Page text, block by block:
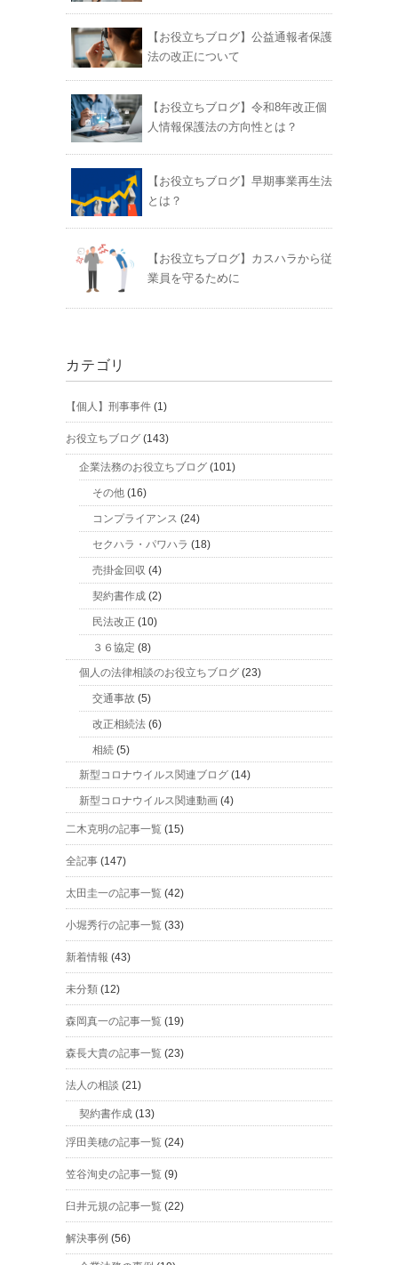
【お役立ちブログ】公益通報者保護
法の改正について
【お役立ちブログ】令和8年改正個
人情報保護法の方向性とは？
【お役立ちブログ】早期事業再生法
とは？
【お役立ちブログ】カスハラから従
業員を守るために
カテゴリ
【個人】刑事事件 (1)
お役立ちブログ (143)
企業法務のお役立ちブログ (101)
その他 (16)
コンプライアンス (24)
セクハラ・パワハラ (18)
売掛金回収 (4)
契約書作成 (2)
民法改正 (10)
３６協定 (8)
個人の法律相談のお役立ちブログ (23)
交通事故 (5)
改正相続法 (6)
相続 (5)
新型コロナウイルス関連ブログ (14)
新型コロナウイルス関連動画 (4)
二木克明の記事一覧 (15)
全記事 (147)
太田圭一の記事一覧 (42)
小堀秀行の記事一覧 (33)
新着情報 (43)
未分類 (12)
森岡真一の記事一覧 (19)
森長大貴の記事一覧 (23)
法人の相談 (21)
契約書作成 (13)
浮田美穂の記事一覧 (24)
笠谷洵史の記事一覧 (9)
臼井元規の記事一覧 (22)
解決事例 (56)